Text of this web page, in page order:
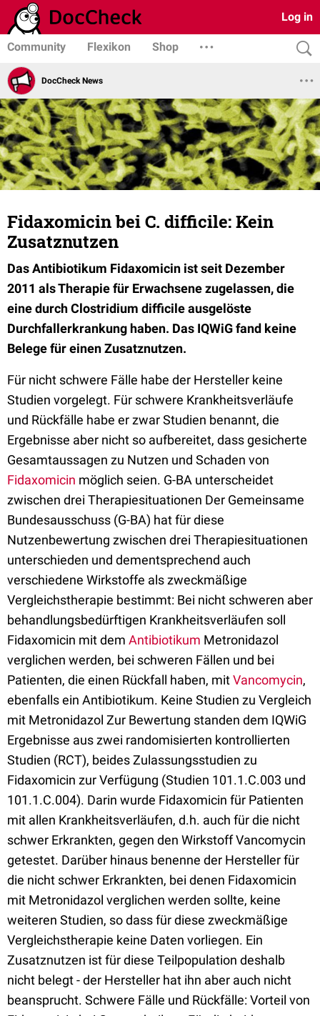
Log in
Community Flexikon Shop
DocCheck News
Fidaxomicin bei C. difficile: Kein
Zusatznutzen
Das Antibiotikum Fidaxomicin ist seit Dezember
2011 als Therapie für Erwachsene zugelassen, die
eine durch Clostridium difficile ausgelöste
Durchfallerkrankung haben. Das IQWiG fand keine
Belege für einen Zusatznutzen.
Für nicht schwere Fälle habe der Hersteller keine
Studien vorgelegt. Für schwere Krankheitsverläufe
und Rückfälle habe er zwar Studien benannt, die
Ergebnisse aber nicht so aufbereitet, dass gesicherte
Gesamtaussagen zu Nutzen und Schaden von
Fidaxomicin möglich seien. G-BA unterscheidet
zwischen drei Therapiesituationen Der Gemeinsame
Bundesausschuss (G-BA) hat für diese
Nutzenbewertung zwischen drei Therapiesituationen
unterschieden und dementsprechend auch
verschiedene Wirkstoffe als zweckmäßige
Vergleichstherapie bestimmt: Bei nicht schweren aber
behandlungsbedürftigen Krankheitsverläufen soll
Fidaxomicin mit dem Antibiotikum Metronidazol
verglichen werden, bei schweren Fällen und bei
Patienten, die einen Rückfall haben, mitVancomycin,
ebenfalls ein Antibiotikum. Keine Studien zu Vergleich
mit Metronidazol Zur Bewertung standen dem IQWiG
Ergebnisse aus zwei randomisierten kontrollierten
Studien (RCT), beides Zulassungsstudien zu
Fidaxomicin zur Verfügung (Studien 101.1.C.003 und
101.1.C.004). Darin wurde Fidaxomicin für Patienten
mit allen Krankheitsverläufen, d.h. auch für die nicht
schwer Erkrankten, gegen den Wirkstoff Vancomycin
getestet. Darüber hinaus benenne der Hersteller für
die nicht schwer Erkrankten, bei denen Fidaxomicin
mit Metronidazol verglichen werden sollte, keine
weiteren Studien, so dass für diese zweckmäßige
Vergleichstherapie keine Daten vorliegen. Ein
Zusatznutzen ist für diese Teilpopulation deshalb
nicht belegt - der Hersteller hat ihn aber auch nicht
beansprucht. Schwere Fälle und Rückfälle: Vorteil von